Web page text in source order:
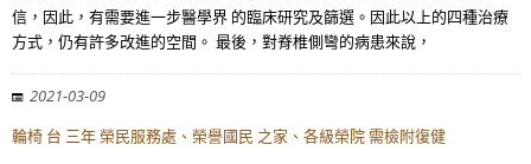
信，因此，有需要進一步醫學界 的臨床研究及篩選。因此以上的四種治療
方式，仍有許多改進的空間。 最後，對脊椎側彎的病患來說，
2021-03-09
輪椅 台 三年 榮民服務處、榮譽國民 之家、各級榮院 需檢附復健